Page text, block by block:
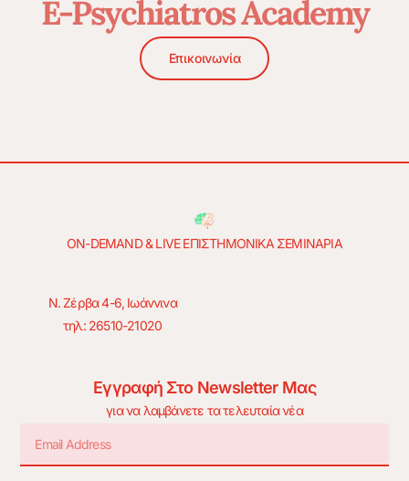
E-Psychiatros Academy
Επικοινωνία
ON-DEMAND & LIVE ΕΠΙΣΤΗΜΟΝΙΚΑ ΣΕΜΙΝΑΡΙΑ
Ν. Ζέρβα 4-6, Ιωάννινα
τηλ: 26510-21020
Εγγραφή Στο Newsletter Μας
για να λαμβάνετε τα τελευταία νέα